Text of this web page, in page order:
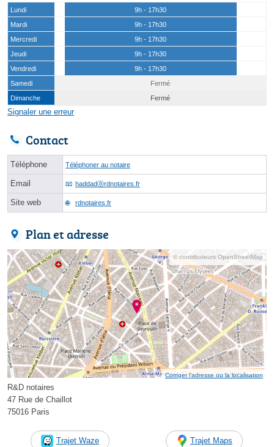
Lundi
9h - 17h30
Mardi
9h - 17h30
Mercredi
9h - 17h30
Jeudi
9h - 17h30
Vendredi
9h - 17h30
Samedi
Fermé
Dimanche
Fermé
Signaler une erreur
Contact
Téléphone Téléphoner au notaire
Email haddadⓐrdnotaires.fr
Site web rdnotaires.fr
Plan et adresse
© contributeurs OpenStreetMap
Corriger l’adresse ou la localisation
R&D notaires
47 Rue de Chaillot
75016 Paris
Trajet Waze Trajet Maps